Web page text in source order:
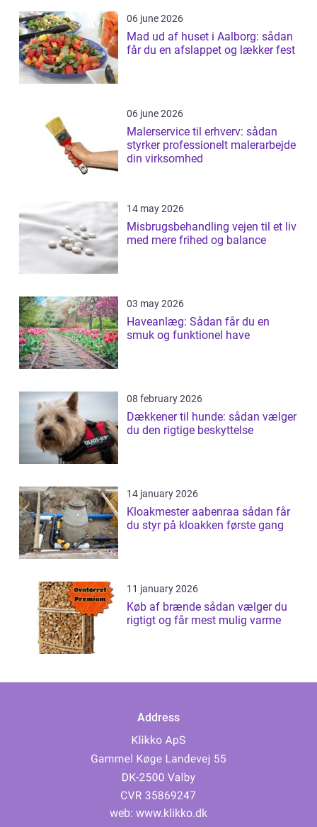
06 june 2026
Mad ud af huset i Aalborg: sådan
får du en afslappet og lækker fest
06 june 2026
Malerservice til erhverv: sådan
styrker professionelt malerarbejde
din virksomhed
14 may 2026
Misbrugsbehandling vejen til et liv
med mere frihed og balance
03 may 2026
Haveanlæg: Sådan får du en
smuk og funktionel have
08 february 2026
Dækkener til hunde: sådan vælger
du den rigtige beskyttelse
14 january 2026
Kloakmester aabenraa sådan får
du styr på kloakken første gang
11 january 2026
Køb af brænde sådan vælger du
rigtigt og får mest mulig varme
Address
web: www.klikko.dk